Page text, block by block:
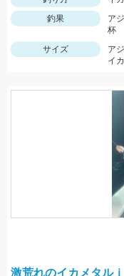
釣果
ア
杯
サイズ
ア
イ
激荒れのイカメタル